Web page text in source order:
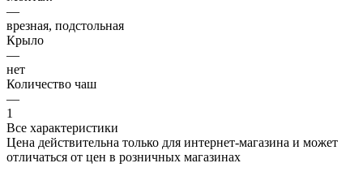
—
врезная, подстольная
Крыло
—
нет
Количество чаш
—
1
Все характеристики
Цена действительна только для интернет-магазина и может
отличаться от цен в розничных магазинах